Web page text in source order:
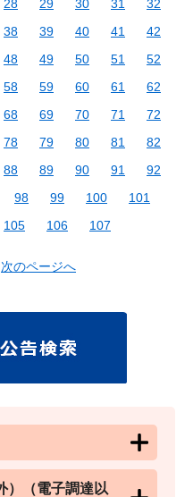
28 29 30 31
32
38 39 40 41
42
48 49 50 51
52
58 59 60 61
62
68 69 70 71
72
78 79 80 81
82
88 89 90 91
92
98 99 100
101
105 106 107
次のページへ
）（電子調達以